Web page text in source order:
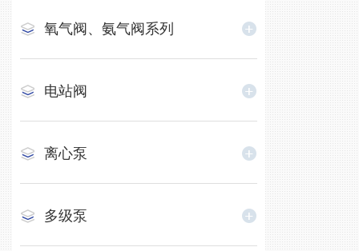
氧气阀、氨气阀系列
电站阀
离心泵
多级泵